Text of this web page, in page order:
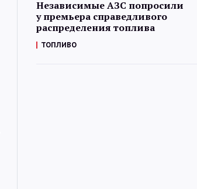
Независимые АЗС попросили
у премьера справедливого
распределения топлива
ТОПЛИВО